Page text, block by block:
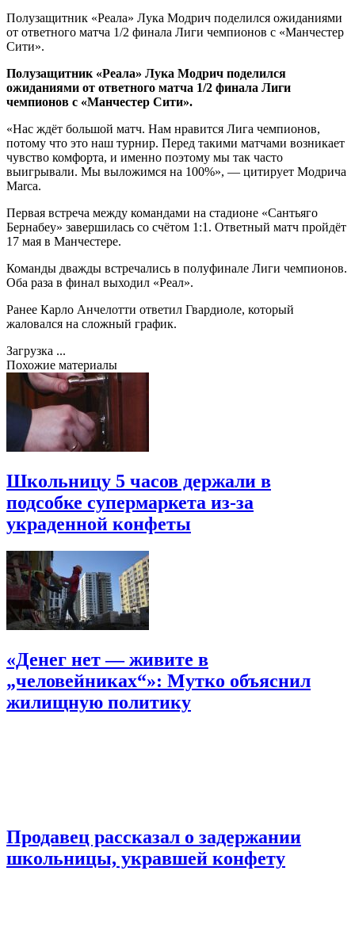
Полузащитник «Реала» Лука Модрич поделился ожиданиями
от ответного матча 1/2 финала Лиги чемпионов с «Манчестер
Сити».
Полузащитник «Реала» Лука Модрич поделился
ожиданиями от ответного матча 1/2 финала Лиги
чемпионов с «Манчестер Сити».
«Нас ждёт большой матч. Нам нравится Лига чемпионов,
потому что это наш турнир. Перед такими матчами возникает
чувство комфорта, и именно поэтому мы так часто
выигрывали. Мы выложимся на 100%», — цитирует Модрича
Marca.
Первая встреча между командами на стадионе «Сантьяго
Бернабеу» завершилась со счётом 1:1. Ответный матч пройдёт
17 мая в Манчестере.
Команды дважды встречались в полуфинале Лиги чемпионов.
Оба раза в финал выходил «Реал».
Ранее Карло Анчелотти ответил Гвардиоле, который
жаловался на сложный график.
Загрузка ...
Похожие материалы
Школьницу 5 часов держали в
подсобке супермаркета из-за
украденной конфеты
«Денег нет — живите в
„человейниках“»: Мутко объяснил
жилищную политику
Продавец рассказал о задержании
школьницы, укравшей конфету